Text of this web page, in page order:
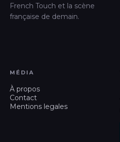
French Touch et la scène
française de demain.
MÉDIA
À propos
Contact
Mentions legales